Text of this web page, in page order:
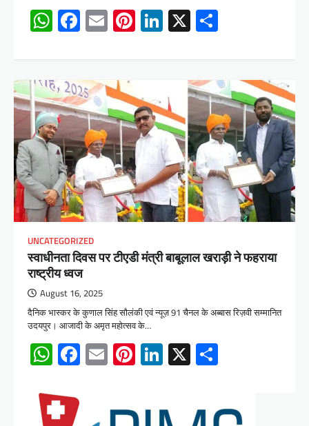
WhatsApp
Facebook
EmailPinterest
LinkedIn
X
UNCATEGORIZED
स्वाधीनता दिवस पर टीएडी मंत्री बाबूलाल खराड़ी ने फहराया
राष्ट्रीय ध्वज
August 16, 2025
दैनिक भास्कर के कुणाल सिंह सौलंकी एवं न्यूज़ 91 चैनल के अब्बास रिज़वी सम्मानित
उदयपुर। आजादी के अमृत महोत्सव के…
WhatsApp
Facebook
EmailPinterest
LinkedIn
X